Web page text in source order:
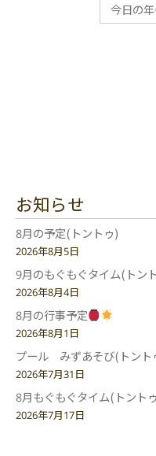
今日の
お知らせ
8月の予定(トントゥ)
2026年8月5日
9月のもぐもぐタイム(トン
2026年8月4日
8月の行事予定
2026年8月1日
プール みずあそび(トント
2026年7月31日
8月もぐもぐタイム(トント
2026年7月17日